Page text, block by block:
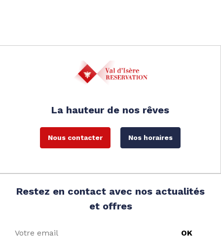
La hauteur de nos rêves
Nous contacter Nos horaires
Restez en contact avec nos actualités
et offres